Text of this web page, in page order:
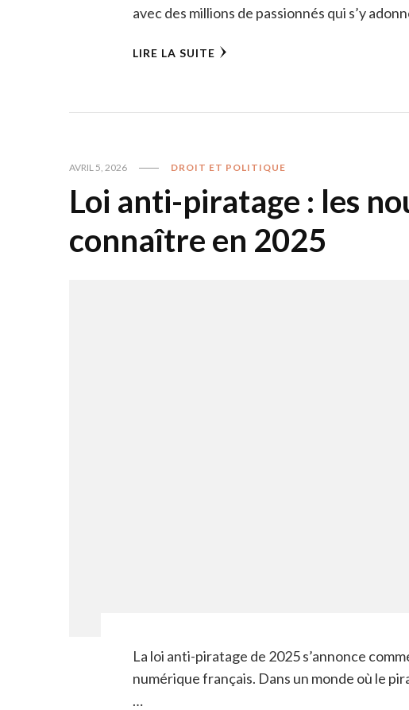
avec des millions de passionnés qui s’y
LIRE LA SUITE
AVRIL 5, 2026 DROIT ET POLITIQUE
Loi anti-piratage : les
connaître en 2025
La loi anti-piratage de 2025 s’annonce
numérique français. Dans un monde où le
…